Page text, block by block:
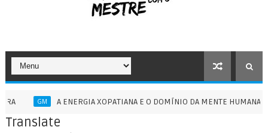
GM A ENERGIA XOPATIANA E O DOMÍNIO DA MENTE HUMANA - 13/07/
Translate